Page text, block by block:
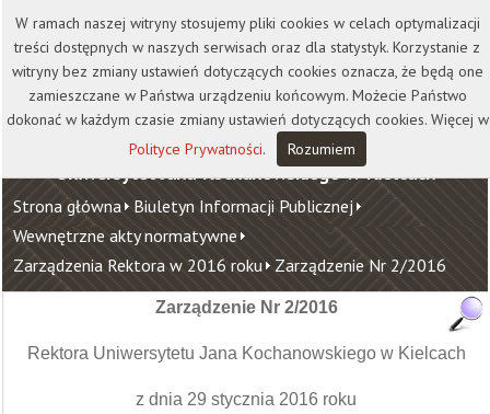
Kontakt Biblioteka
Wydawnictwo
Wirtualna Uczelnia
Uniwersytet Jana Kochanowskiego w Kielcach
Strona główna Biuletyn Informacji Publicznej
Wewnętrzne akty normatywne
Zarządzenia Rektora w 2016 roku Zarządzenie Nr 2/2016
Zarządzenie Nr 2/2016
Rektora Uniwersytetu Jana Kochanowskiego w Kielcach
z dnia 29 stycznia 2016 roku
W ramach naszej witryny stosujemy pliki cookies w celach optymalizacji
treści dostępnych w naszych serwisach oraz dla statystyk. Korzystanie z
witryny bez zmiany ustawień dotyczących cookies oznacza, że będą one
zamieszczane w Państwa urządzeniu końcowym. Możecie Państwo
dokonać w każdym czasie zmiany ustawień dotyczących cookies. Więcej w
Polityce Prywatności. Rozumiem